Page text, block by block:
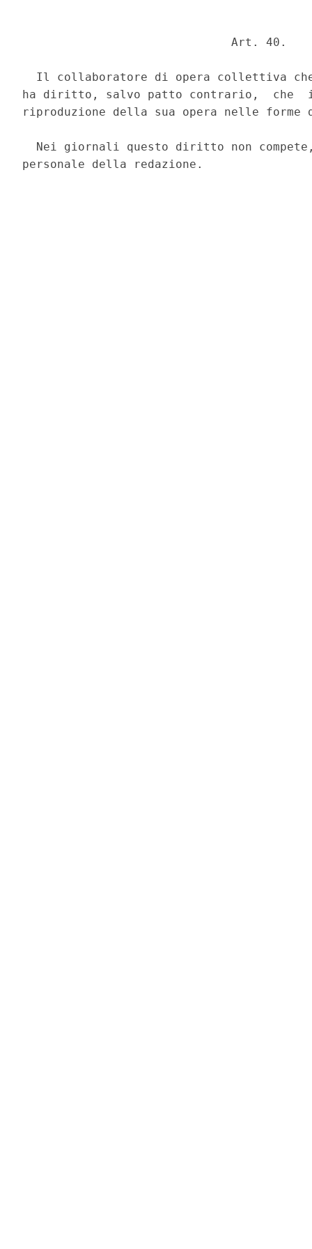
                              Art. 40.
Il collaboratore di opera collettiva
ha diritto, salvo patto contrario,  che
riproduzione della sua opera nelle
Nei giornali questo diritto non